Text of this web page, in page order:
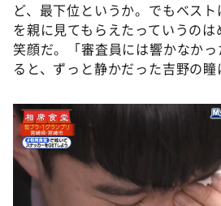
ど、最下位というか。でもベス
を親に見てもらえたっていうの
笑顔だ。「審査員には響かなか
ると、ずっと静かだった吉野の